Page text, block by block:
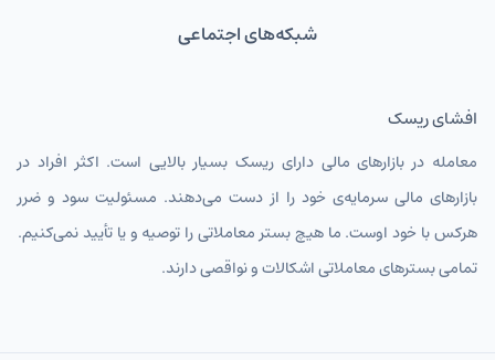
دلار آمریکا
GBPIRT
CHFIRT فرانک سوئیس
AUDIRT دلار استرالیا تومان
CADIRT دلار کانادا
شبکه‌های اجتماعی
افشای ریسک
معامله در بازارهای مالی دارای ریسک بسیار بالایی است. اکثر افراد در
بازارهای مالی سرمایه‌ی خود را از دست می‌دهند. مسئولیت سود و ضرر
هرکس با خود اوست. ما هیچ بستر معاملاتی را توصیه و یا تأیید نمی‌کنیم.
تمامی بسترهای معاملاتی اشکالات و نواقصی دارند.